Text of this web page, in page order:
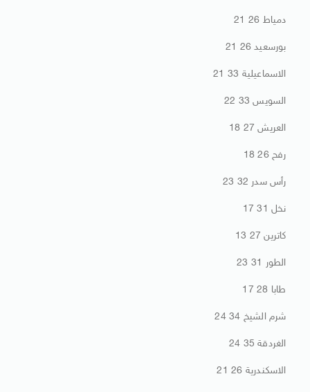
دمياط 26 21
بورسعيد 26 21
الاسماعيلية 33 21
السويس 33 22
العريش 27 18
رفح 26 18
رأس سدر 32 23
نخل 31 17
كاترين 27 13
الطور 31 23
طابا 28 17
شرم الشيخ 34 24
الغردقة 35 24
الاسكندرية 26 21